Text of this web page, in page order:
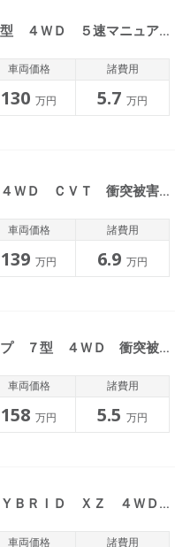
エブリイバン ４ＷＤ ＪＯＩＮ ６型 ４ＷＤ ５速マニュアル！
車両価格
130 万円
諸費用
5.7 万円
エブリイバン ４ＷＤ ＰＣ ６型 ４ＷＤ ＣＶＴ 衝突被害軽減
車両価格
139 万円
諸費用
6.9 万円
キャリイトラック ４ＷＤ 頑丈ダンプ ７型 ４ＷＤ 衝突被害軽減Ｓ
車両価格
158 万円
諸費用
5.5 万円
スペーシア ギア ４ＷＤ ギア ＨＹＢＲＩＤ ＸＺ ４ＷＤ 全方位
車両価格 諸費用